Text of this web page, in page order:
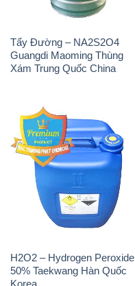
Tẩy Đường – NA2S2O4
Guangdi Maoming Thùng
Xám Trung Quốc China
H2O2 – Hydrogen Peroxide
50% Taekwang Hàn Quốc
Korea